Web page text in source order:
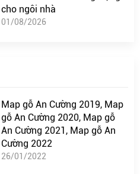
cho ngôi nhà
01/08/2026
Map gỗ An Cường 2019, Map
gỗ An Cường 2020, Map gỗ
An Cường 2021, Map gỗ An
Cường 2022
26/01/2022